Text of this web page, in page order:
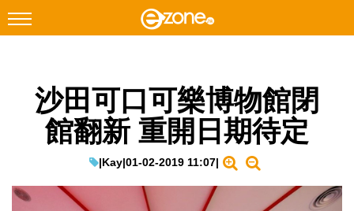
Facebook Instagram
科技焦點
遊戲動漫
沙田可口可樂博物館閉
館翻新 重開日期待定
|Kay|01-02-2019 11:07|